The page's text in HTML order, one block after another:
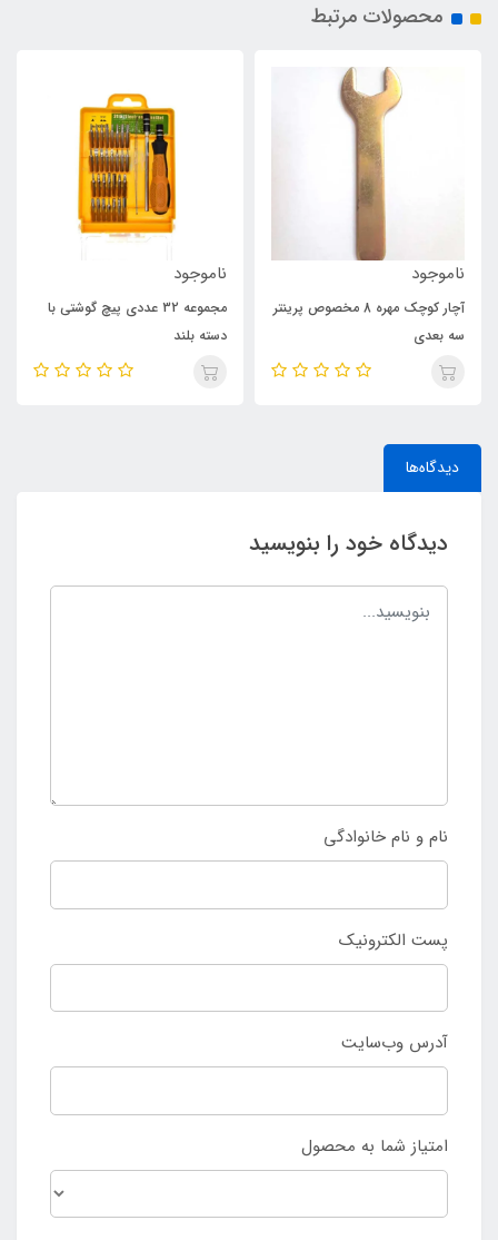
محصولات مرتبط
ناموجود
آچار کوچک مهره 8 مخصوص پرینتر
سه بعدی
ناموجود
مجموعه 32 عددی پیچ گوشتی با
دسته بلند
دیدگاه‌ها
دیدگاه خود را بنویسید
نام و نام خانوادگی
پست الکترونیک
آدرس وب‌سایت
امتیاز شما به محصول